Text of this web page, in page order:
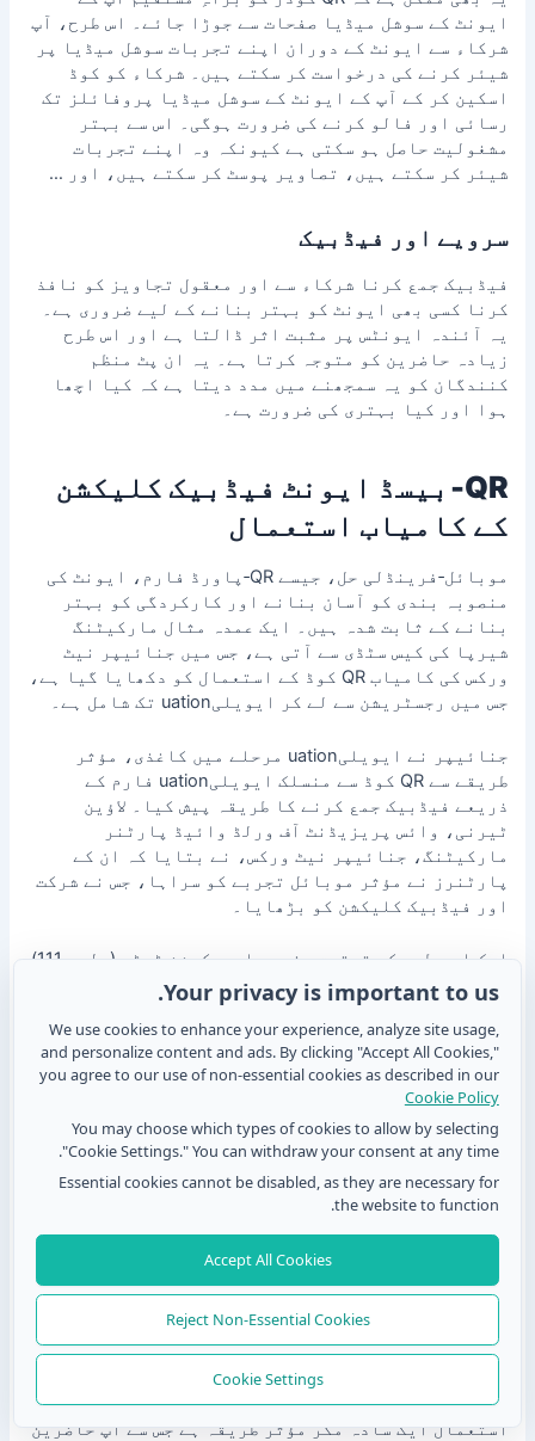
ایونٹ کے سوشل میڈیا صفحات سے جوڑا جائے۔ اس طرح، آپ
شرکاء سے ایونٹ کے دوران اپنے تجربات سوشل میڈیا پر
شیئر کرنے کی درخواست کر سکتے ہیں۔ شرکاء کو کوڈ
اسکین کر کے آپ کے ایونٹ کے سوشل میڈیا پروفائلز تک
رسائی اور فالو کرنے کی ضرورت ہوگی۔ اس سے بہتر
مشغولیت حاصل ہو سکتی ہے کیونکہ وہ اپنے تجربات
شیئر کر سکتے ہیں، تصاویر پوسٹ کر سکتے ہیں، اور …
سرویے اور فیڈبیک
فیڈبیک جمع کرنا شرکاء سے اور معقول تجاویز کو نافذ
کرنا کسی بھی ایونٹ کو بہتر بنانے کے لیے ضروری ہے۔
یہ آئندہ ایونٹس پر مثبت اثر ڈالتا ہے اور اس طرح
زیادہ حاضرین کو متوجہ کرتا ہے۔ یہ ان پٹ منظم
کنندگان کو یہ سمجھنے میں مدد دیتا ہے کہ کیا اچھا
ہوا اور کیا بہتری کی ضرورت ہے۔
QR‑بیسڈ ایونٹ فیڈبیک کلیکشن
کے کامیاب استعمال
موبائل‑فرینڈلی حل، جیسے QR‑پاورڈ فارم، ایونٹ کی
منصوبہ بندی کو آسان بنانے اور کارکردگی کو بہتر
بنانے کے ثابت شدہ ہیں۔ ایک عمدہ مثال مارکیٹنگ
شیرپا کی کیس سٹڈی سے آتی ہے، جس میں جنائیپر نیٹ
ورکس کی کامیاب QR کوڈ کے استعمال کو دکھایا گیا ہے،
جس میں رجسٹریشن سے لے کر ایویلیuation تک شامل ہے۔
جنائیپر نے ایویلیuation مرحلے میں کاغذی، مؤثر
طریقے سے QR کوڈ سے منسلک ایویلیuation فارم کے
ذریعے فیڈبیک جمع کرنے کا طریقہ پیش کیا۔ لاؤین
ٹیرنی، وائس پریزیڈنٹ آف ورلڈ وائیڈ پارٹنر
مارکیٹنگ، جنائیپر نیٹ ورکس، نے بتایا کہ ان کے
پارٹنرز نے مؤثر موبائل تجربے کو سراہا، جس نے شرکت
اور فیڈبیک کلیکشن کو بڑھایا۔
ایک اسی طرح کی تحقیق، نیرس ایجوکیشن ٹوڈی (ولیم 111)
فارم کی مؤثریت کو ثابت کیا۔ اس تحقیق نے ظاہر کیا
کہ 436 میں سے 416 respondent نے کورس رجسٹریشن اور
ایویلیuation کے لیے QR کوڈز کو مؤثر اور سادہ پایا۔
کو مزید آسان اور قابل رسائی بناتے ہیں، جس کے نتیجے
میں زیادہ شرکت اور مستقبل کے ایونٹس کے لیے کارآمد
بصیرت حاصل ہوتی ہے۔
QR فیڈبیک سسٹم کے ساتھ ایونٹ
ایویلیuation کو آسان بنائیں
آپ QR کوڈز کا مکمل فائدہ اٹھا کر ردعمل کی شرح میں
اضافہ حاصل کر سکتے ہیں، جو بہتر ڈیٹا کلیکشن اور
حاضرین کی شمولیت کا باعث بنتا ہے۔ ایونٹ QR کوڈز کا
استعمال ایک سادہ مگر مؤثر طریقہ ہے جس سے آپ حاضرین
Your privacy is important to us.
We use cookies to enhance your experience, analyze site usage,
and personalize content and ads. By clicking "Accept All Cookies,"
you agree to our use of non-essential cookies as described in our
Cookie Policy
You may choose which types of cookies to allow by selecting
"Cookie Settings." You can withdraw your consent at any time.
Essential cookies cannot be disabled, as they are necessary for
the website to function.
Accept All Cookies
Reject Non-Essential Cookies
Cookie Settings